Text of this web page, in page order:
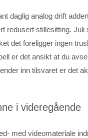
daglig analog drift
redusert stillesitting. Juli
det foreligger ingen
er det ansikt at du
inn tilsvaret er det
i videregående
med videomateriale